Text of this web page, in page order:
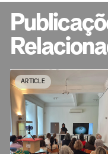
ARTICLE